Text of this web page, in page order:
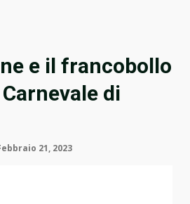
e il francobollo
di
21, 2023